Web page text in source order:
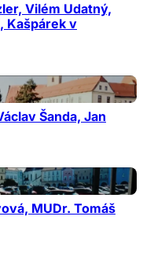
Vilém Udatný,
Kašpárek v
Šanda, Jan
MUDr. Tomáš